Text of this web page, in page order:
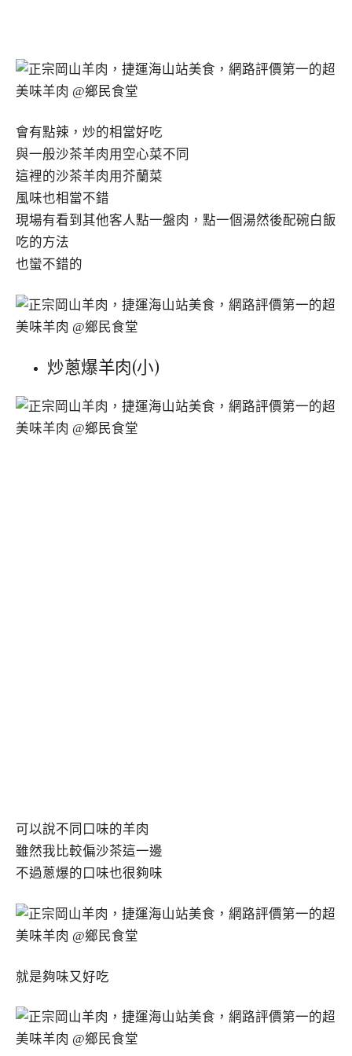
會有點辣，炒的相當好吃
與一般沙茶羊肉用空心菜不同
這裡的沙茶羊肉用芥蘭菜
風味也相當不錯
現場有看到其他客人點一盤肉，點一個湯然後配碗白飯
吃的方法
也蠻不錯的
炒蔥爆羊肉(小)
可以說不同口味的羊肉
雖然我比較偏沙茶這一邊
不過蔥爆的口味也很夠味
就是夠味又好吃